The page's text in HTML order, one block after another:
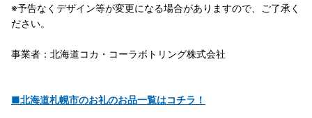
※予告なくデザイン等が変更になる場合がありますので、ご了承く
ださい。
事業者：北海道コカ・コーラボトリング株式会社
■北海道札幌市のお礼のお品一覧はコチラ！